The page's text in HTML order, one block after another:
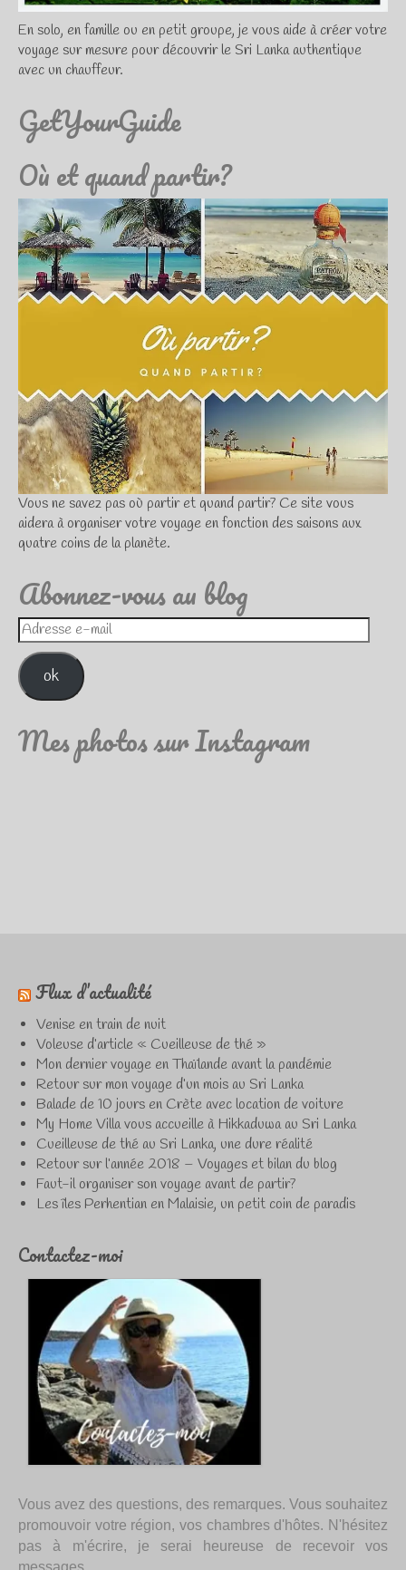
En solo, en famille ou en petit groupe, je vous aide à créer votre
voyage sur mesure pour découvrir le Sri Lanka authentique
avec un chauffeur.
GetYourGuide
Où et quand partir?
Vous ne savez pas où partir et quand partir? Ce site vous
aidera à organiser votre voyage en fonction des saisons aux
quatre coins de la planète.
Abonnez-vous au blog
Adresse
e-
mail
ok
Mes photos sur Instagram
Flux d’actualité
Venise en train de nuit
Voleuse d’article « Cueilleuse de thé »
Mon dernier voyage en Thaïlande avant la pandémie
Retour sur mon voyage d’un mois au Sri Lanka
Balade de 10 jours en Crète avec location de voiture
My Home Villa vous accueille à Hikkaduwa au Sri Lanka
Cueilleuse de thé au Sri Lanka, une dure réalité
Retour sur l’année 2018 – Voyages et bilan du blog
Faut-il organiser son voyage avant de partir?
Les îles Perhentian en Malaisie, un petit coin de paradis
Contactez-moi
Vous avez des questions, des remarques. Vous souhaitez
promouvoir votre région, vos chambres d'hôtes. N'hésitez
pas à m'écrire, je serai heureuse de recevoir vos